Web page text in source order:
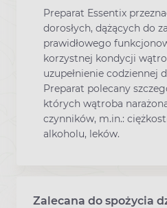
Preparat Essentix
dorosłych, dążących do
prawidłowego
korzystnej kondycji
uzupełnienie codziennej
Preparat polecany
których wątroba
czynników, m.in.:
alkoholu, leków.
Zalecana do spożycia